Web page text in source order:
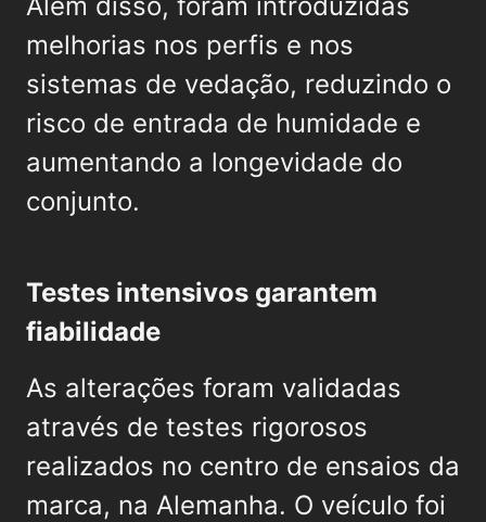
melhorias nos perfis e nos
sistemas de vedação, reduzindo o
risco de entrada de humidade e
aumentando a longevidade do
conjunto.
Testes intensivos garantem
fiabilidade
As alterações foram validadas
através de testes rigorosos
realizados no centro de ensaios da
marca, na Alemanha. O veículo foi